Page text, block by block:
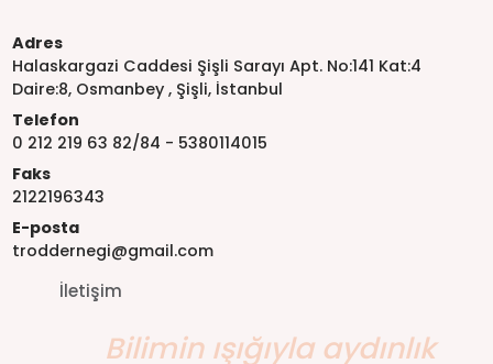
Adres
Halaskargazi Caddesi Şişli Sarayı Apt. No:141 Kat:4
Daire:8, Osmanbey , Şişli, İstanbul
Telefon
0 212 219 63 82/84 - 5380114015
Faks
2122196343
E-posta
troddernegi@gmail.com
İletişim
Bilimin ışığıyla aydınlık